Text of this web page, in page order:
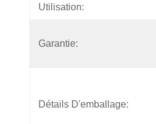
Utilisation:
Garantie:
Détails D'emballage: